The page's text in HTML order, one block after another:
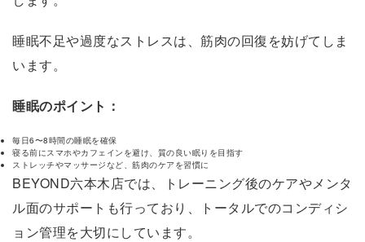
睡眠不足や過度なストレスは、筋肉の回復を妨げてしま
います。
睡眠のポイント：
毎日6〜8時間の睡眠を確保
寝る前にスマホやカフェインを避け、質の良い眠りを目指す
ストレッチやマッサージなど、筋肉のケアを習慣に
BEYOND六本木店では、トレーニング後のケアやメンタ
ル面のサポートも行っており、トータルでのコンディシ
ョン管理を大切にしています。